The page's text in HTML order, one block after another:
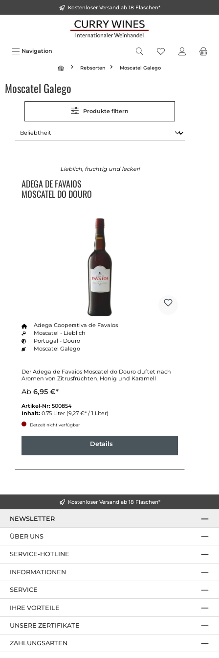
Kostenloser Versand ab 18 Flaschen*
Navigation
Rebsorten Moscatel Galego
Moscatel Galego
Produkte filtern
Lieblich, fruchtig und lecker!
ADEGA DE FAVAIOS
MOSCATEL DO DOURO
Adega Cooperativa de Favaios
Moscatel - Lieblich
Portugal - Douro
Moscatel Galego
Der Adega de Favaios Moscatel do Douro duftet nach
Aromen von Zitrusfrüchten, Honig und Karamell
Ab 6,95 €*
Artikel-Nr: 500854
Inhalt: 0.75 Liter (9,27 €* / 1 Liter)
Derzeit nicht verfügbar
Details
Kostenloser Versand ab 18 Flaschen*
NEWSLETTER
SERVICE-HOTLINE
IHRE VORTEILE
ZAHLUNGSARTEN
ÜBER UNS
UNSERE ZERTIFIKATE
INFORMATIONEN
SERVICE